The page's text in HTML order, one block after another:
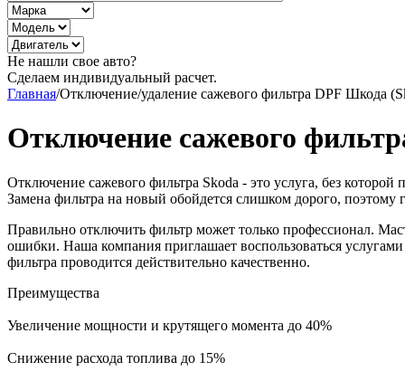
Не нашли свое авто?
Сделаем индивидуальный расчет.
Главная/Отключение/удаление сажевого фильтра DPF Шкода
Отключение сажевого
Отключение сажевого фильтра Skoda - это услуга, без
Замена фильтра на новый обойдется слишком дорого, поэтому
Правильно отключить фильтр может только профессионал.
ошибки. Наша компания приглашает воспользоваться
фильтра проводится действительно качественно.
Преимущества
Увеличение мощности и крутящего момента до 40%
Снижение расхода топлива до 15%